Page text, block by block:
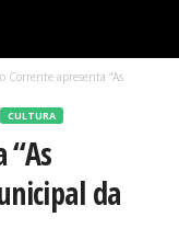
Corrente apresenta “As
CULTURA
da